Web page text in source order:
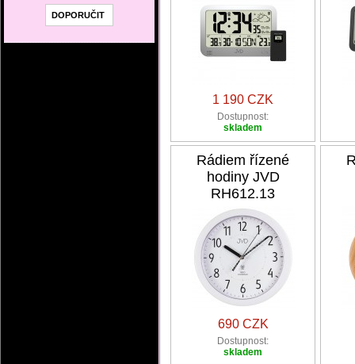
1 190 CZK
Dostupnost:
skladem
Rádiem řízené
hodiny JVD
RH612.13
690 CZK
Dostupnost:
skladem